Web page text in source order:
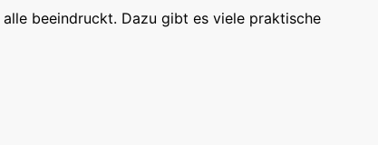
beeindruckt. Dazu gibt es viele praktische